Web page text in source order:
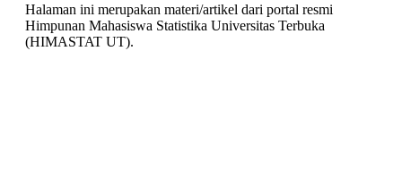
Halaman ini merupakan materi/artikel dari portal resmi
Himpunan Mahasiswa Statistika Universitas Terbuka
(HIMASTAT UT).